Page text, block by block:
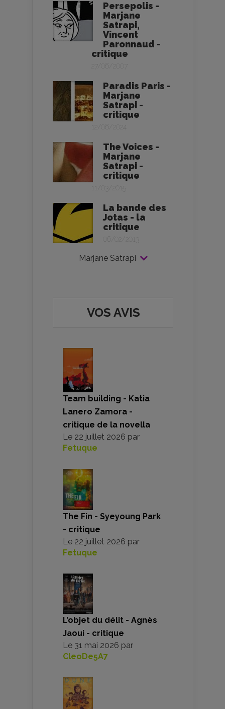
Persepolis -
Marjane
Satrapi,
Vincent
Paronnaud -
critique
Paradis Paris -
Marjane
Satrapi -
critique
12/06/2024
The Voices -
Marjane
Satrapi -
critique
La bande des
Jotas - la
critique
Marjane Satrapi
VOS AVIS
Team building - Katia
Lanero Zamora -
critique de la novella
Le 22 juillet 2026 par
Fetuque
The Fin - Syeyoung Park
- critique
Le 22 juillet 2026 par
Fetuque
L’objet du délit - Agnès
Jaoui - critique
Le 31 mai 2026 par
CleoDe5A7